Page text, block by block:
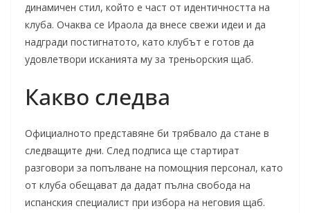
динамичен стил, който е част от идентичността на
клуба. Очаква се Ираола да внесе свежи идеи и да
надгради постигнатото, като клубът е готов да
удовлетвори исканията му за треньорския щаб.
Какво следва
Официалното представяне би трябвало да стане в
следващите дни. След подписа ще стартират
разговори за попълване на помощния персонал, като
от клуба обещават да дадат пълна свобода на
испанския специалист при избора на неговия щаб.